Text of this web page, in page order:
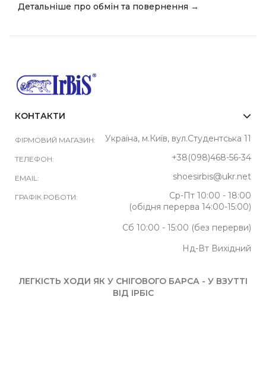
Детальніше про обмін та повернення →
КОНТАКТИ
ФІРМОВИЙ МАГАЗИН: Україна, м.Київ, вул.Студентська 11
ТЕЛЕФОН: +38(098)468-56-34
EMAIL: shoesirbis@ukr.net
ГРАФІК РОБОТИ:
Ср-Пт 10:00 - 18:00
(обідня перерва 14:00-15:00)
Сб 10:00 - 15:00 (без перерви)
Нд-Вт Вихідний
ЛЕГКІСТЬ ХОДИ ЯК У СНІГОВОГО БАРСА - У ВЗУТТІ
ВІД ІРБІС